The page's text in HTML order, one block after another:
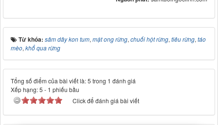
Từ khóa: sâm dây kon tum,mật ong rừng,chuối hột rừng,tiêu rừng,táo
mèo,khổ qua rừng
Tổng số điểm của bài viết là: 5 trong 1 đánh giá
Xếp hạng:5 - 1 phiếu bầu
Click để đánh giá bài viết